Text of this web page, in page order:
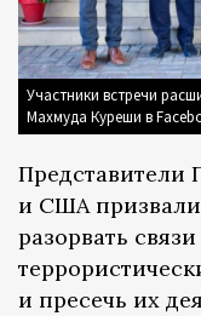
Участники встречи
Махмуда Куреши в
Представители
и США
разорвать
и пресечь их